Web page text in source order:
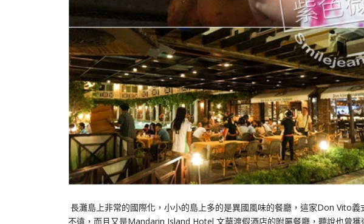
長灘島上非常的國際化，小小的島上多的是異國風味的餐廳，這家Don Vito
不遠，而且又是Mandarin Island Hotel 文華渡假酒店的附屬餐廳，聽說也曾